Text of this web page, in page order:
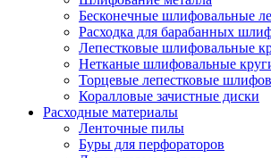
Бесконечные шлифовальные
Расходка для барабанных
Лепестковые шлифовальные
Нетканые шлифовальные
Торцевые лепестковые
Коралловые зачистные диски
Расходные материалы
Ленточные пилы
Буры для перфораторов